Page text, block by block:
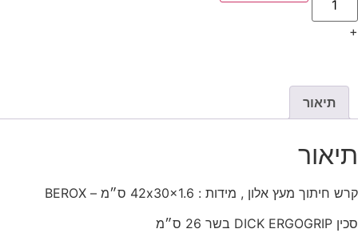
+
תיאור
תיאור
קרש חיתוך מעץ אלון , מידות : 42x30x1.6 ס״מ – BEROX
סכין DICK ERGOGRIP בשר 26 ס״מ